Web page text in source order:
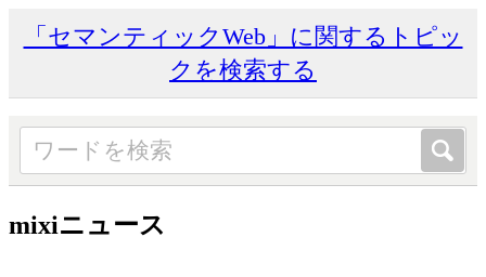
「セマンティックWeb」に関するトピッ
クを検索する
mixiニュース